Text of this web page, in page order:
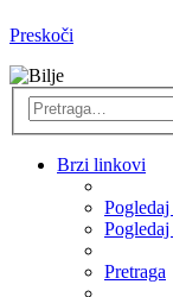
Preskoči
Brzi linkovi
Pretraga